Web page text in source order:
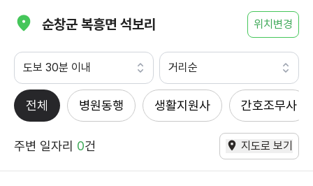
순창군 복흥면 석보리 위치변경
도보 30분 이내 거리순
전체 병원동행 생활지원사 간호조무사
주변 일자리 0건 지도로 보기